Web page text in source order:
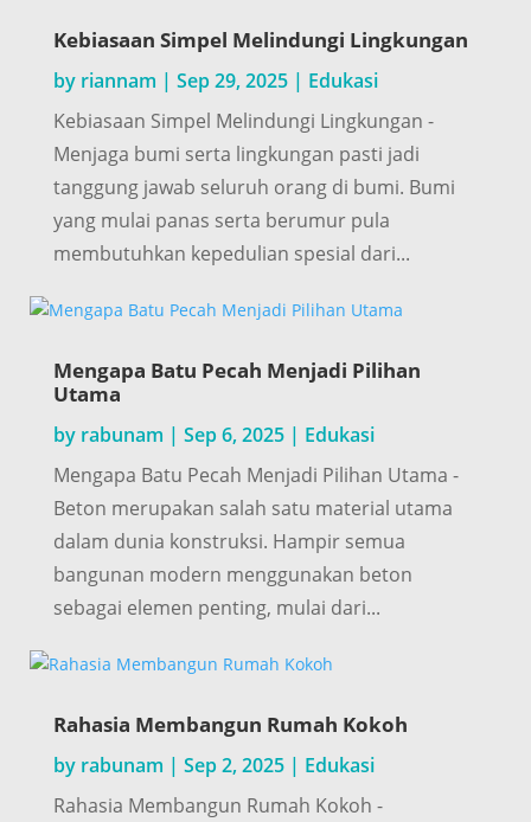
Kebiasaan Simpel Melindungi Lingkungan
by riannam | Sep 29, 2025| Edukasi
Kebiasaan Simpel Melindungi Lingkungan -
Menjaga bumi serta lingkungan pasti jadi
tanggung jawab seluruh orang di bumi. Bumi
yang mulai panas serta berumur pula
membutuhkan kepedulian spesial dari...
Mengapa Batu Pecah Menjadi Pilihan
Utama
by rabunam | Sep 6, 2025| Edukasi
Mengapa Batu Pecah Menjadi Pilihan Utama -
Beton merupakan salah satu material utama
dalam dunia konstruksi. Hampir semua
bangunan modern menggunakan beton
sebagai elemen penting, mulai dari...
Rahasia Membangun Rumah Kokoh
by rabunam | Sep 2, 2025| Edukasi
Rahasia Membangun Rumah Kokoh -